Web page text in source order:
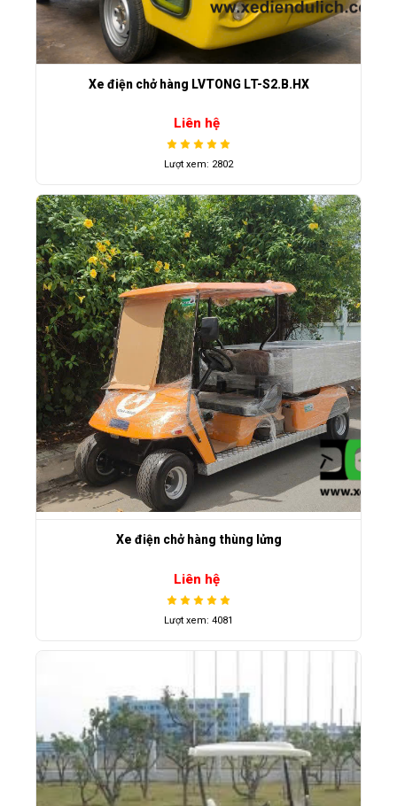
Xe điện chở hàng LVTONG LT-S2.B.HX
Liên hệ
Lượt xem: 2802
Xe điện chở hàng thùng lửng
Liên hệ
Lượt xem: 4081